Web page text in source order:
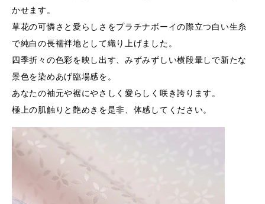
かせます。
草花の可憐さと愛らしさをプラチナボーイの際立つ白い生糸
で純白の長襦袢地として織り上げました。
四季折々の色彩を映し出す、みずみずしい横段暈しで新たな
景色を染めあげ臨場感を。
あなたの袖元や裾にやさしく愛らしく咲き誇ります。
極上の肌触りと艶めきを是非、体感してください。